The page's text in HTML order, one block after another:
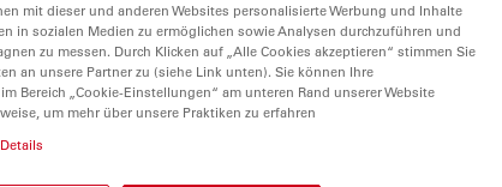
mit dieser und anderen Websites personalisierte Werbung und Inhalte
in sozialen Medien zu ermöglichen sowie Analysen durchzuführen und
zu messen. Durch Klicken auf „Alle Cookies akzeptieren“ stimmen Sie
an unsere Partner zu (siehe Link unten). Sie können Ihre
Bereich „Cookie-Einstellungen“ am unteren Rand unserer Website
um mehr über unsere Praktiken zu erfahren